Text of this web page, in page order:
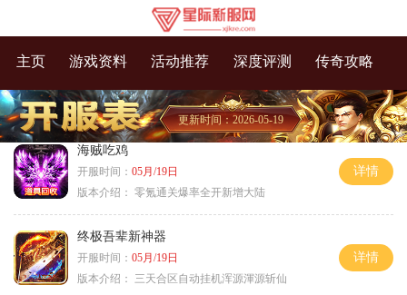
主页 游戏资料 活动推荐 深度评测 传奇攻略
更新时间：2026-05-19
海贼吃鸡
开服时间： 05月/19日
版本介绍： 零氪通关爆率全开新增大陆
详情
终极吾辈新神器
开服时间： 05月/19日
版本介绍：
三天合区自动挂机浑源渾源斩仙
详情